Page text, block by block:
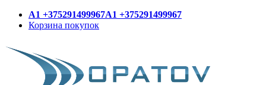
A1 +375291499967A1 +375291499967
Корзина покупок